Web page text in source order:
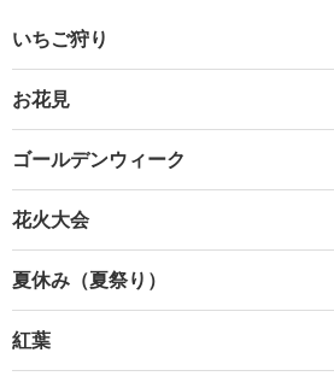
いちご狩り
お花見
ゴールデンウィーク
花火大会
夏休み（夏祭り）
紅葉